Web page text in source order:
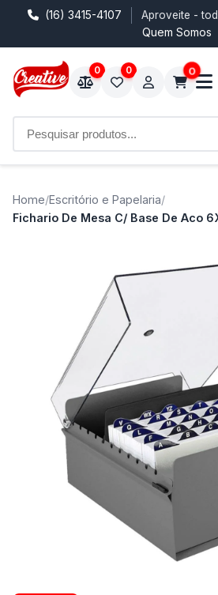
(16) 3415-4107 Aproveite -
Quem Somos
0 0 0
Home/Escritório e Papelaria/
Fichario De Mesa C/ Base De Aco